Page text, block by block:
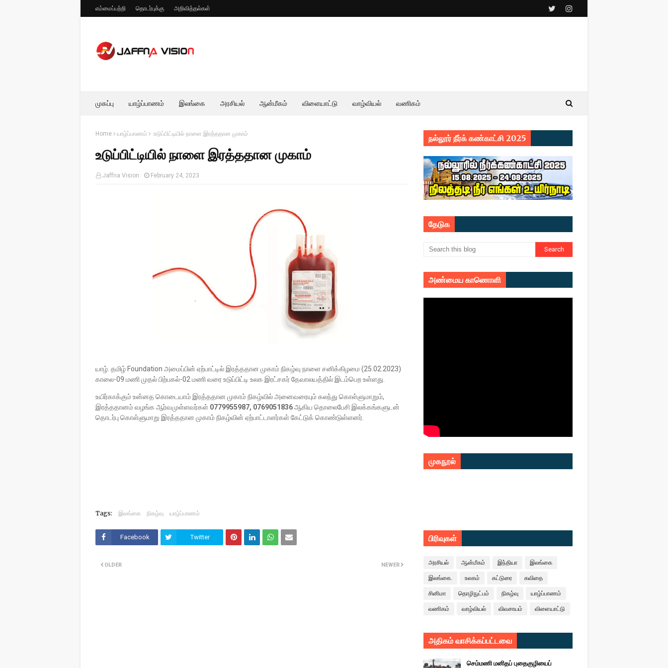
எம்மைப்பற்றி தொடர்புக்கு அறிவித்தல்கள்
முகப்பு யாழ்ப்பாணம் இலங்கை அரசியல் ஆன்மீகம் விளையாட்டு வாழ்வியல் வணிகம்
Home யாழ்ப்பாணம் உடுப்பிட்டியில் நாளை இரத்ததான முகாம்
உடுப்பிட்டியில் நாளை இரத்ததான முகாம்
Jaffna Vision February 24, 2023
யாழ். தமிழ் Foundation அமைப்பின் ஏற்பாட்டில் இரத்ததான முகாம் நிகழ்வு நாளை சனிக்கிழமை (25.02.2023)
காலை-09 மணி முதல் பிற்பகல்-02 மணி வரை உடுப்பிட்டி உலக இரட்சகர் தேவாலயத்தில் இடம்பெற உள்ளது.
உயிர்காக்கும் உன்னத கொடையாம் இரத்ததான முகாம் நிகழ்வில் அனைவரையும் கலந்து கொள்ளுமாறும்,
இரத்ததானம் வழங்க ஆர்வமுள்ளவர்கள் 0779955987, 0769051836ஆகிய தொலைபேசி இலக்கங்களுடன்
தொடர்பு கொள்ளுமாறு இரத்ததான முகாம் நிகழ்வின் ஏற்பாட்டாளர்கள் கேட்டுக் கொண்டுள்ளனர்.
Tags: இலங்கை நிகழ்வு யாழ்ப்பாணம்
Facebook Twitter
NEWER
OLDER
நல்லூர் நீர்க் கண்காட்சி 2025
தேடுக
அண்மைய காணொளி
முகநூல்
பிரிவுகள்
அரசியல் ஆன்மீகம் இந்தியா இலங்கை
இலங்கை. உலகம் கட்டுரை கவிதை
சினிமா தொழிநுட்பம் நிகழ்வு யாழ்ப்பாணம்
வணிகம் வாழ்வியல் விவசாயம் விளையாட்டு
அதிகம் வாசிக்கப்பட்டவை
செம்மணி மனிதப் புதைகுழியைப்